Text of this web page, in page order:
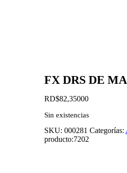
FX DRS DE
RD$82,35000
Sin existencias
SKU: 000281 Categorías:
producto:7202